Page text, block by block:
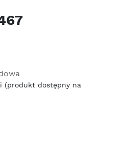
(produkt dostępny na